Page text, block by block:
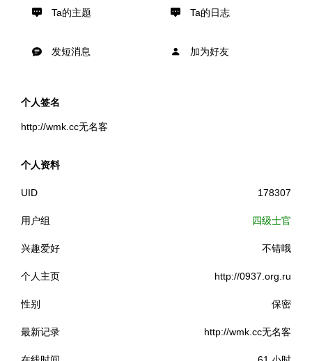
Ta的主题 Ta的日志
发短消息 加为好友
个人签名
http://wmk.cc无名客
个人资料
UID 178307
用户组 四级士官
兴趣爱好 不错哦
个人主页 http://0937.org.ru
性别 保密
最新记录 http://wmk.cc无名客